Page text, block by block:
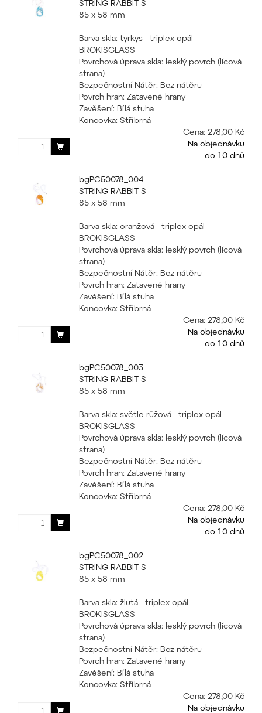
STRING RABBIT S
85 x 58 mm
Barva skla: tyrkys - triplex opál
BROKISGLASS
Povrchová úprava skla: lesklý povrch (lícová
strana)
Bezpečnostní Nátěr: Bez nátěru
Povrch hran: Zatavené hrany
Zavěšení: Bílá stuha
Koncovka: Stříbrná
Cena: 278,00 Kč
Na objednávku
do 10 dnů
bgPC50078_004
STRING RABBIT S
85 x 58 mm
Barva skla: oranžová - triplex opál
BROKISGLASS
Povrchová úprava skla: lesklý povrch (lícová
strana)
Bezpečnostní Nátěr: Bez nátěru
Povrch hran: Zatavené hrany
Zavěšení: Bílá stuha
Koncovka: Stříbrná
Cena: 278,00 Kč
Na objednávku
do 10 dnů
bgPC50078_003
STRING RABBIT S
85 x 58 mm
Barva skla: světle růžová - triplex opál
BROKISGLASS
Povrchová úprava skla: lesklý povrch (lícová
strana)
Bezpečnostní Nátěr: Bez nátěru
Povrch hran: Zatavené hrany
Zavěšení: Bílá stuha
Koncovka: Stříbrná
Cena: 278,00 Kč
Na objednávku
do 10 dnů
bgPC50078_002
STRING RABBIT S
85 x 58 mm
Barva skla: žlutá - triplex opál
BROKISGLASS
Povrchová úprava skla: lesklý povrch (lícová
strana)
Bezpečnostní Nátěr: Bez nátěru
Povrch hran: Zatavené hrany
Zavěšení: Bílá stuha
Koncovka: Stříbrná
Cena: 278,00 Kč
Na objednávku